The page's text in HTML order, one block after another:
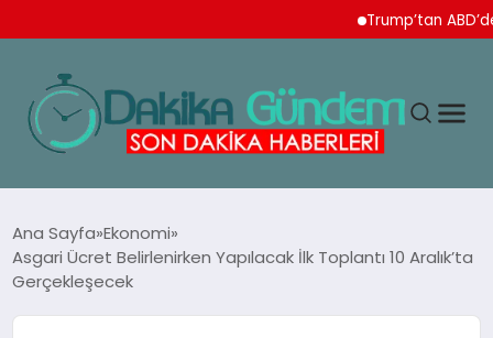
Trump’tan ABD’de
TEKNOLOJI
Ana Sayfa Ekonomi
Asgari Ücret Belirlenirken Yapılacak İlk Toplantı 10 Aralık’ta
Gerçekleşecek